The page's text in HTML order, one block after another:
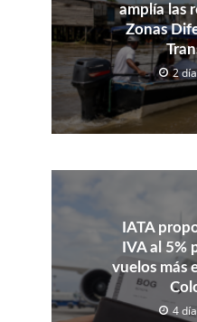
amplía las
Zonas
2
IATA
IVA al 5%
vuelos más
4